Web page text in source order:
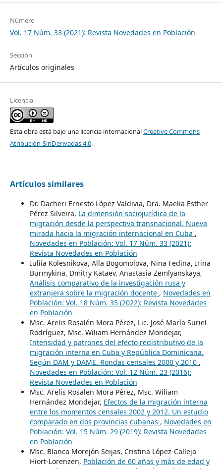
Número
Vol. 17 Núm. 33 (2021): Revista Novedades en Población
Sección
Artículos originales
Licencia
Esta obra está bajo una licencia internacionalCreative Commons
Atribución-SinDerivadas 4.0.
Artículos similares
Dr. Dacheri Ernesto López Valdivia, Dra. Maelia Esther
Pérez Silveira, La dimensión sociojurídica de la
migración desde la perspectiva transnacional. Nueva
mirada hacia la migración internacional en Cuba ,
Novedades en Población: Vol. 17 Núm. 33 (2021):
Revista Novedades en Población
Iuliia Kolesnikova, Alla Bogomolova, Nina Fedina, Irina
Burmykina, Dmitry Kataev, Anastasia Zemlyanskaya,
Análisis comparativo de la investigación rusa y
extranjera sobre la migración docente , Novedades en
Población: Vol. 18 Núm. 35 (2022): Revista Novedades
en Población
Msc. Arelis Rosalén Mora Pérez, Lic. José María Suriel
Rodríguez, Msc. Wiliam Hernández Mondejar,
Intensidad y patrones del efecto redistributivo de la
migración interna en Cuba y República Dominicana.
Según DAM y DAME. Rondas censales 2000 y 2010 ,
Novedades en Población: Vol. 12 Núm. 23 (2016):
Revista Novedades en Población
Msc. Arelis Rosalen Mora Pérez, Msc. Wiliam
Hernández Mondejar, Efectos de la migración interna
entre los momentos censales 2002 y 2012. Un estudio
comparado en dos provincias cubanas , Novedades en
Población: Vol. 15 Núm. 29 (2019): Revista Novedades
en Población
Msc. Blanca Morejón Seijas, Cristina López-Calleja
Hiort-Lorenzen, Población de 60 años y más de edad y